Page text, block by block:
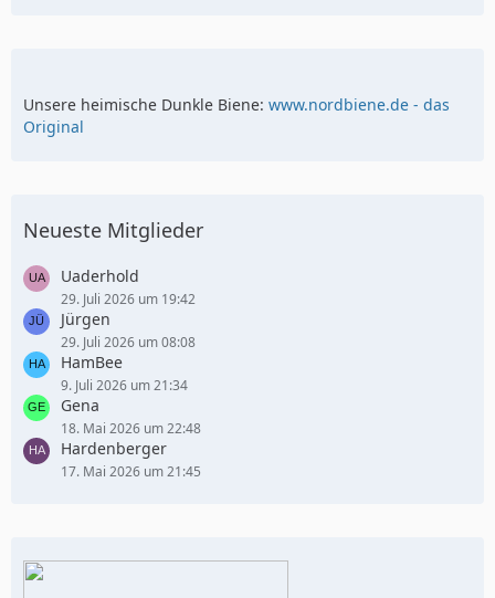
Unsere heimische Dunkle Biene: www.nordbiene.de - das
Original
Neueste Mitglieder
Uaderhold
29. Juli 2026 um 19:42
Jürgen
29. Juli 2026 um 08:08
HamBee
9. Juli 2026 um 21:34
Gena
18. Mai 2026 um 22:48
Hardenberger
17. Mai 2026 um 21:45